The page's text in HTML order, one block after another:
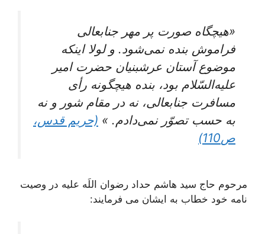
«هيچ‏گاه صورت پر مهر جناب‏عالى
فراموش بنده نمی‌‏شود. و لولا اينكه
موضوع آستان عرش‏بنيان حضرت امير
عليه‌‏السّلام بود، بنده هيچ‏گونه رأى
مسافرت جناب‏عالى، نه در مقام شور و نه
به حسب تصوّر نمی‌‏دادم. » (حریم قدس،
ص110)
مرحوم حاج سید هاشم حداد رضوان اللَه علیه در وصیت
نامه خود خطاب به ایشان می فرمایند: